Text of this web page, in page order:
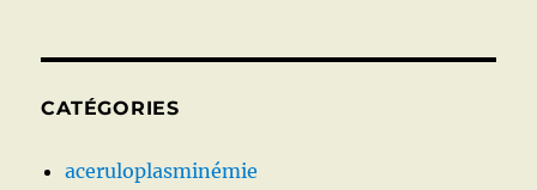
CATÉGORIES
aceruloplasminémie